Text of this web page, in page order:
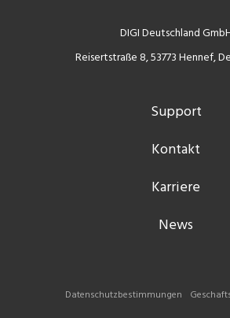
DIGI Deutschland
Reisertstraße 8, 53773 Hennef,
Support
Kontakt
Karriere
News
Datenschutzbestimmungen